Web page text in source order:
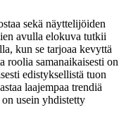
sekä näyttelijöiden
avulla elokuva tutkii
kun se tarjoaa kevyttä
roolia samanaikaisesti on
edistyksellistä tuon
laajempaa trendiä
usein yhdistetty